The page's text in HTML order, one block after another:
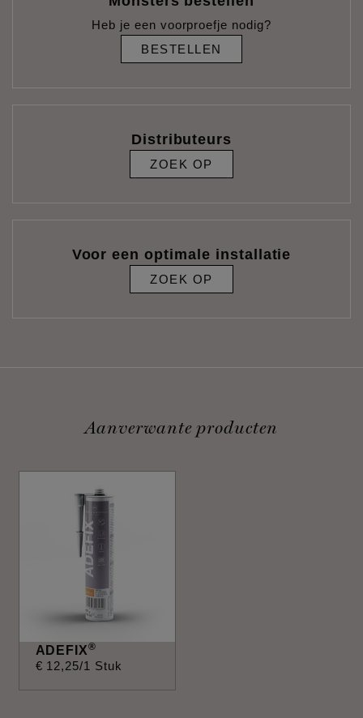
Heb je een voorproefje nodig?
BESTELLEN
Distributeurs
ZOEK OP
Voor een optimale installatie
ZOEK OP
Aanverwante producten
ADEFIX®
€ 12,25/1 Stuk